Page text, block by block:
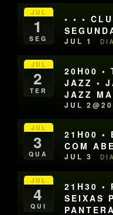
JUL
1
SEG
• • •
JUL 1
JUL
2
TER
20H00 •
JAZZ •
JAZZ
JUL
JUL
3
QUA
21H00 •
COM
JUL 3
JUL
4
QUI
21H30 •
SEIXAS